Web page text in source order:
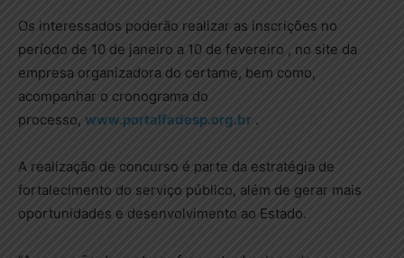
Os interessados poderão realizar as inscrições no
período de 10 de janeiro a 10 de fevereiro , no site da
empresa organizadora do certame, bem como,
acompanhar o cronograma do
processo, www.portalfadesp.org.br .
A realização de concurso é parte da estratégia de
fortalecimento do serviço público, além de gerar mais
oportunidades e desenvolvimento ao Estado.